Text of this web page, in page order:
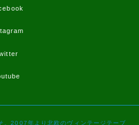
。2007年より北欧のヴィンテージテーブ